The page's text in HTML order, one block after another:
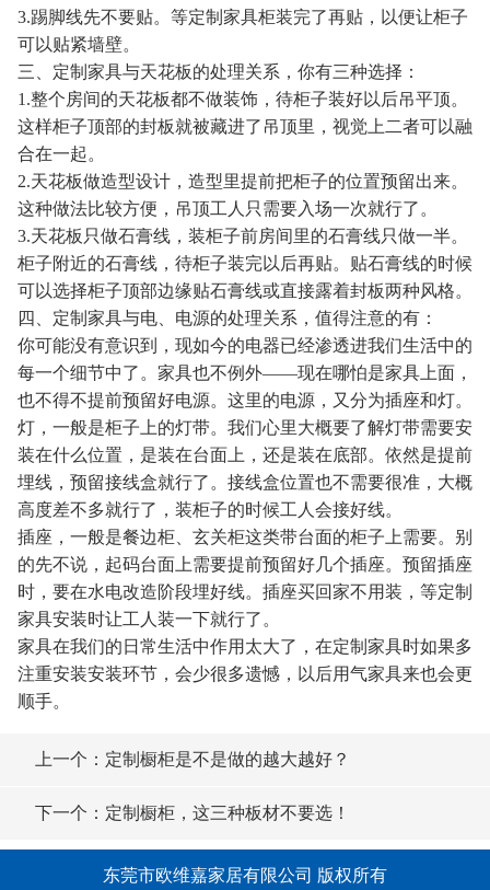
3.踢脚线先不要贴。等定制家具柜装完了再贴，以便让柜子
可以贴紧墙壁。
三、定制家具与天花板的处理关系，你有三种选择：
1.整个房间的天花板都不做装饰，待柜子装好以后吊平顶。
这样柜子顶部的封板就被藏进了吊顶里，视觉上二者可以融
合在一起。
2.天花板做造型设计，造型里提前把柜子的位置预留出来。
这种做法比较方便，吊顶工人只需要入场一次就行了。
3.天花板只做石膏线，装柜子前房间里的石膏线只做一半。
柜子附近的石膏线，待柜子装完以后再贴。贴石膏线的时候
可以选择柜子顶部边缘贴石膏线或直接露着封板两种风格。
四、定制家具与电、电源的处理关系，值得注意的有：
你可能没有意识到，现如今的电器已经渗透进我们生活中的
每一个细节中了。家具也不例外——现在哪怕是家具上面，
也不得不提前预留好电源。这里的电源，又分为插座和灯。
灯，一般是柜子上的灯带。我们心里大概要了解灯带需要安
装在什么位置，是装在台面上，还是装在底部。依然是提前
埋线，预留接线盒就行了。接线盒位置也不需要很准，大概
高度差不多就行了，装柜子的时候工人会接好线。
插座，一般是餐边柜、玄关柜这类带台面的柜子上需要。别
的先不说，起码台面上需要提前预留好几个插座。预留插座
时，要在水电改造阶段埋好线。插座买回家不用装，等定制
家具安装时让工人装一下就行了。
家具在我们的日常生活中作用太大了，在定制家具时如果多
注重安装安装环节，会少很多遗憾，以后用气家具来也会更
顺手。
上一个：定制橱柜是不是做的越大越好？
下一个：定制橱柜，这三种板材不要选！
东莞市欧维嘉家居有限公司 版权所有